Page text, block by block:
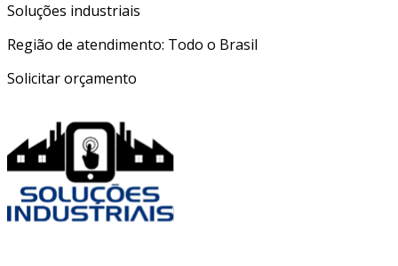
Soluções industriais
Região de atendimento: Todo o Brasil
Solicitar orçamento